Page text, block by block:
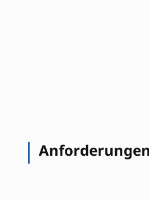
Anforderungen